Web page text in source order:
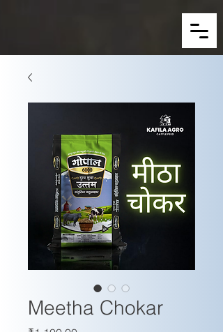
Meetha Chokar